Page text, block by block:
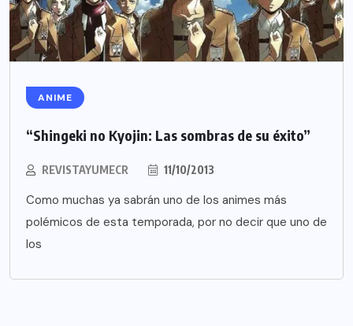
ANIME
“Shingeki no Kyojin: Las sombras de su éxito”
REVISTAYUMECR 11/10/2013
Como muchas ya sabrán uno de los animes más
polémicos de esta temporada, por no decir que uno de
los